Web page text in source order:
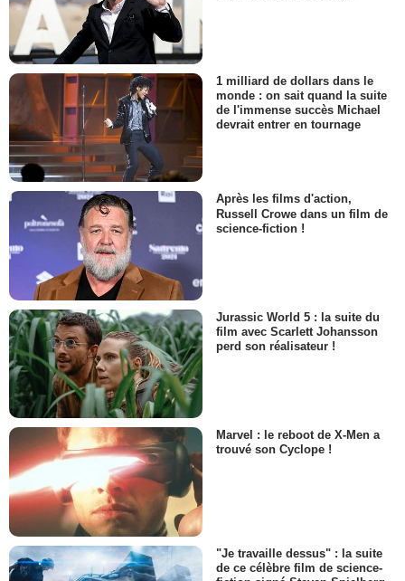
1 milliard de dollars dans le
monde : on sait quand la suite
de l'immense succès Michael
devrait entrer en tournage
Après les films d'action,
Russell Crowe dans un film de
science-fiction !
Jurassic World 5 : la suite du
film avec Scarlett Johansson
perd son réalisateur !
Marvel : le reboot de X-Men a
trouvé son Cyclope !
"Je travaille dessus" : la suite
de ce célèbre film de science-